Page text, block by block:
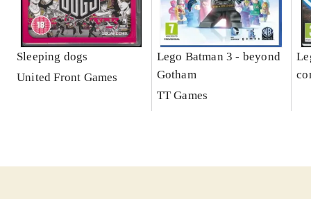
Sleeping dogs
United Front Games
Lego Batman 3 - beyond
Gotham
TT Games